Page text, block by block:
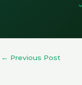
← Previous Post